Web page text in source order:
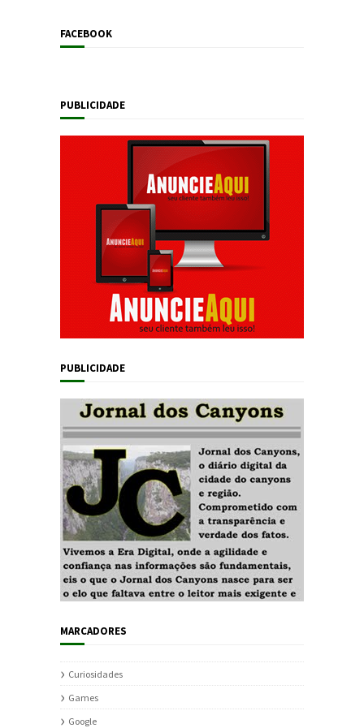
FACEBOOK
PUBLICIDADE
PUBLICIDADE
MARCADORES
Curiosidades
Games
Google